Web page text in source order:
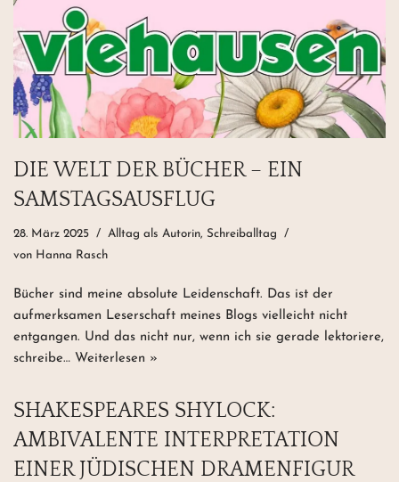
DIE WELT DER BÜCHER – EIN
SAMSTAGSAUSFLUG
28. März 2025 Alltag als Autorin, Schreiballtag
von Hanna Rasch
Bücher sind meine absolute Leidenschaft. Das ist der
aufmerksamen Leserschaft meines Blogs vielleicht nicht
entgangen. Und das nicht nur, wenn ich sie gerade lektoriere,
schreibe… Weiterlesen »
SHAKESPEARES SHYLOCK:
AMBIVALENTE INTERPRETATION
EINER JÜDISCHEN DRAMENFIGUR